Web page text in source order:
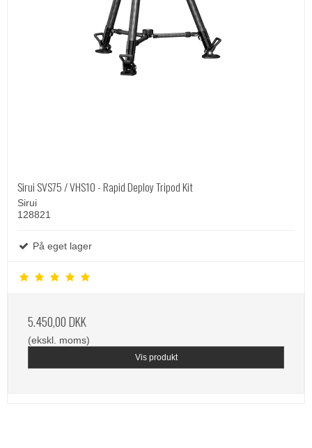
Sirui SVS75 / VHS10 - Rapid Deploy Tripod Kit
Sirui
128821
På eget lager
5.450,00 DKK
(ekskl. moms)
Vis produkt